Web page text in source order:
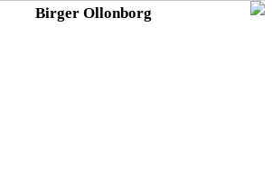
Birger Ollonborg